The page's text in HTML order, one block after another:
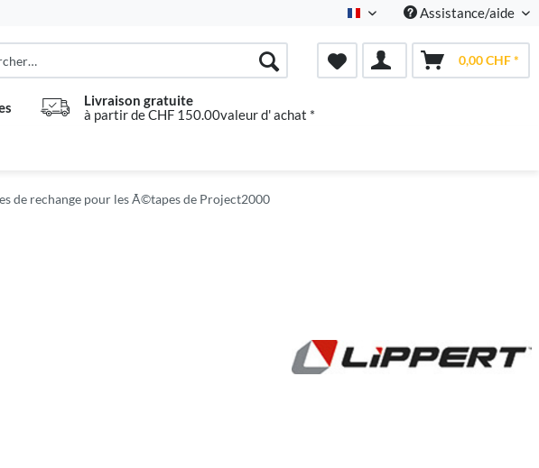
FranzösischAssistance/aide
0,00 CHF *
Livraison gratuite
à partir de CHF 150.00valeur d' achat *
de rechange pour les Ã©tapes de Project2000